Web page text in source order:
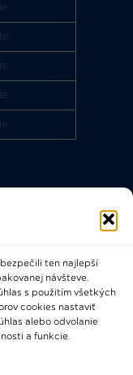
ten najlepší
návšteve.
s použitím všetkých
cookies nastaviť
alebo odvolanie
a funkcie.